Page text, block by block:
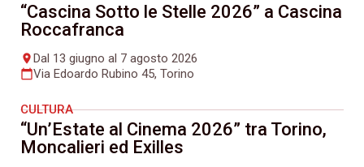
“Cascina Sotto le Stelle 2026” a Cascina
Roccafranca
placeDal 13 giugno al 7 agosto 2026
calendar_todayVia Edoardo Rubino 45, Torino
CULTURA
“Un’Estate al Cinema 2026” tra Torino,
Moncalieri ed Exilles